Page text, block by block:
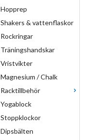
Hopprep
Shakers & vattenflaskor
Rockringar
Träningshandskar
Vristvikter
Magnesium / Chalk
Racktillbehör
Yogablock
Stoppklockor
Dipsbälten